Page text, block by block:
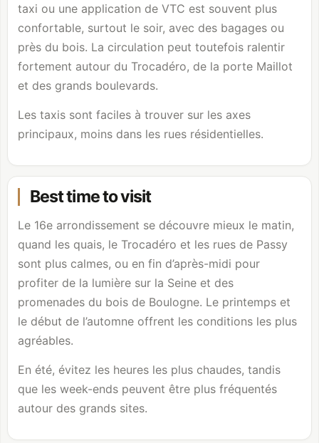
taxi ou une application de VTC est souvent plus
confortable, surtout le soir, avec des bagages ou
près du bois. La circulation peut toutefois ralentir
fortement autour du Trocadéro, de la porte Maillot
et des grands boulevards.
Les taxis sont faciles à trouver sur les axes
principaux, moins dans les rues résidentielles.
Best time to visit
Le 16e arrondissement se découvre mieux le matin,
quand les quais, le Trocadéro et les rues de Passy
sont plus calmes, ou en fin d’après-midi pour
profiter de la lumière sur la Seine et des
promenades du bois de Boulogne. Le printemps et
le début de l’automne offrent les conditions les plus
agréables.
En été, évitez les heures les plus chaudes, tandis
que les week-ends peuvent être plus fréquentés
autour des grands sites.